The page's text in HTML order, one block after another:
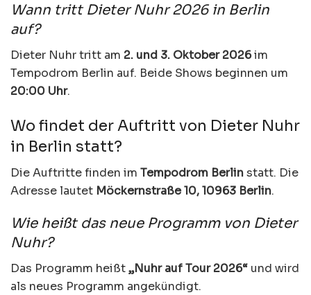
Wann tritt Dieter Nuhr 2026 in Berlin
auf?
Dieter Nuhr tritt am 2. und 3. Oktober 2026im
Tempodrom Berlin auf. Beide Shows beginnen um
20:00 Uhr.
Wo findet der Auftritt von Dieter Nuhr
in Berlin statt?
Die Auftritte finden im Tempodrom Berlinstatt. Die
Adresse lautet Möckernstraße 10, 10963 Berlin.
Wie heißt das neue Programm von Dieter
Nuhr?
Das Programm heißt„Nuhr auf Tour 2026“ und wird
als neues Programm angekündigt.